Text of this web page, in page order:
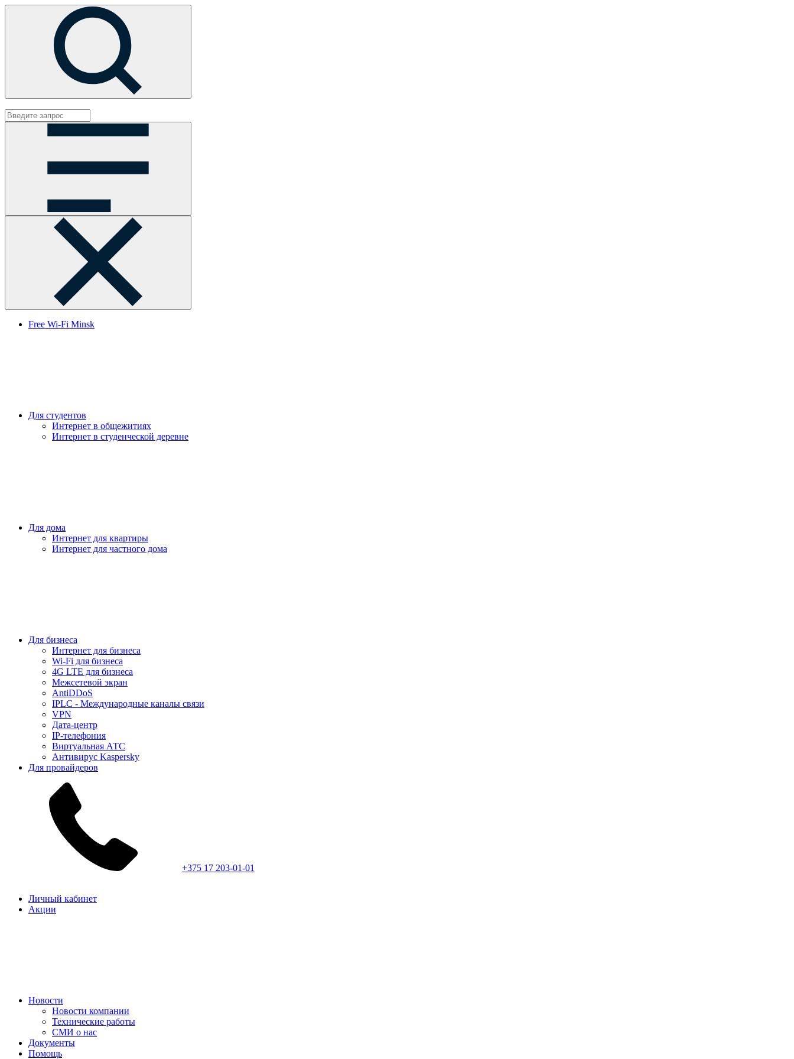
Free Wi-Fi Minsk
Для студентов
Интернет в общежитиях
Интернет в студенческой деревне
Для дома
Интернет для квартиры
Интернет для частного дома
Для бизнеса
Интернет для бизнеса
Wi-Fi для бизнеса
4G LTE для бизнеса
Межсетевой экран
AntiDDoS
IPLC - Международные каналы связи
VPN
Дата-центр
IP-телефония
Виртуальная АТС
Антивирус Kaspersky
Для провайдеров
+375 17 203-01-01
Личный кабинет
Акции
Новости
Новости компании
Технические работы
СМИ о нас
Документы
Помощь